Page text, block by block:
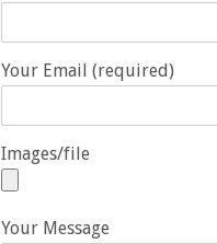
Your Email (required)
Images/file
Your Message